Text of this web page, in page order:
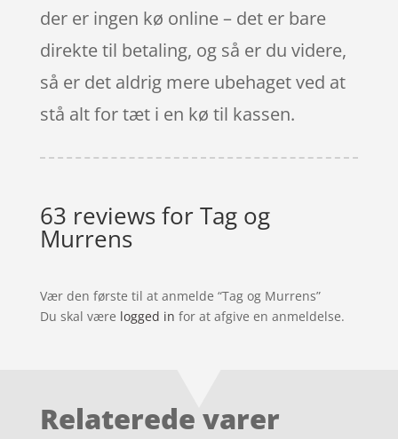
der er ingen kø online – det er bare
direkte til betaling, og så er du videre,
så er det aldrig mere ubehaget ved at
stå alt for tæt i en kø til kassen.
63 reviews forTag og
Murrens
Vær den første til at anmelde “Tag og Murrens”
Du skal være logged in for at afgive en anmeldelse.
Relaterede varer